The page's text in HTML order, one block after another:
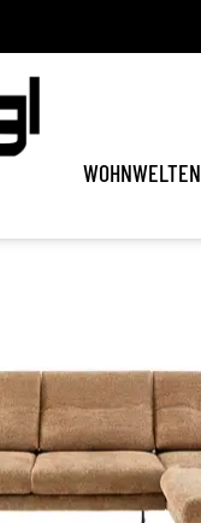
WOHNWELTEN